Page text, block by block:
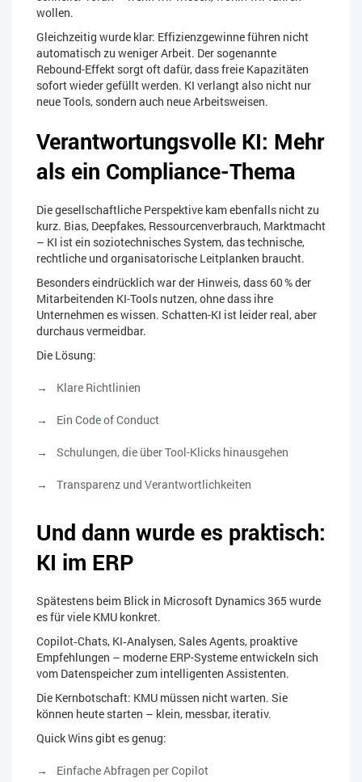
wollen.
Gleichzeitig wurde klar: Effizienzgewinne führen nicht
automatisch zu weniger Arbeit. Der sogenannte
Rebound-Effekt sorgt oft dafür, dass freie Kapazitäten
sofort wieder gefüllt werden. KI verlangt also nicht nur
neue Tools, sondern auch neue Arbeitsweisen.
Verantwortungsvolle KI: Mehr
als ein Compliance-Thema
Die gesellschaftliche Perspektive kam ebenfalls nicht zu
kurz. Bias, Deepfakes, Ressourcenverbrauch, Marktmacht
– KI ist ein soziotechnisches System, das technische,
rechtliche und organisatorische Leitplanken braucht.
Besonders eindrücklich war der Hinweis, dass 60 % der
Mitarbeitenden KI-Tools nutzen, ohne dass ihre
Unternehmen es wissen. Schatten-KI ist leider real, aber
durchaus vermeidbar.
Die Lösung:
Klare Richtlinien
Ein Code of Conduct
Schulungen, die über Tool-Klicks hinausgehen
Transparenz und Verantwortlichkeiten
Und dann wurde es praktisch:
KI im ERP
Spätestens beim Blick in Microsoft Dynamics 365 wurde
es für viele KMU konkret.
Copilot‑Chats, KI‑Analysen, Sales Agents, proaktive
Empfehlungen – moderne ERP-Systeme entwickeln sich
vom Datenspeicher zum intelligenten Assistenten.
Die Kernbotschaft: KMU müssen nicht warten. Sie
können heute starten – klein, messbar, iterativ.
Quick Wins gibt es genug:
Einfache Abfragen per Copilot